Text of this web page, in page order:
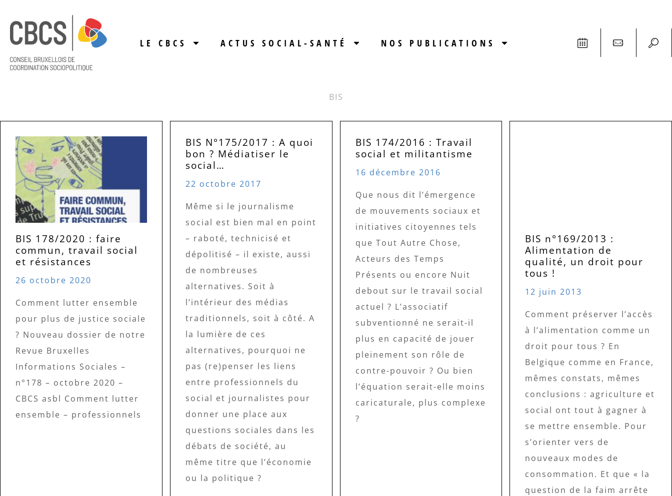
LE CBCS ACTUS SOCIAL-SANTÉ NOS PUBLICATIONS
BIS
BIS 178/2020 : faire
commun, travail social
et résistances
26 octobre 2020
Comment lutter ensemble
pour plus de justice sociale
? Nouveau dossier de notre
Revue Bruxelles
Informations Sociales –
n°178 – octobre 2020 –
CBCS asbl Comment lutter
ensemble – professionnels
BIS N°175/2017 : A quoi
bon ? Médiatiser le
social…
22 octobre 2017
Même si le journalisme
social est bien mal en point
– raboté, technicisé et
dépolitisé – il existe, aussi
de nombreuses
alternatives. Soit à
l’intérieur des médias
traditionnels, soit à côté. A
la lumière de ces
alternatives, pourquoi ne
pas (re)penser les liens
entre professionnels du
social et journalistes pour
donner une place aux
questions sociales dans les
débats de société, au
même titre que l’économie
ou la politique ?
BIS 174/2016 : Travail
social et militantisme
16 décembre 2016
Que nous dit l’émergence
de mouvements sociaux et
initiatives citoyennes tels
que Tout Autre Chose,
Acteurs des Temps
Présents ou encore Nuit
debout sur le travail social
actuel ? L’associatif
subventionné ne serait-il
plus en capacité de jouer
pleinement son rôle de
contre-pouvoir ? Ou bien
l’équation serait-elle moins
caricaturale, plus complexe
?
BIS n°169/2013 :
Alimentation de
qualité, un droit pour
tous !
12 juin 2013
Comment préserver l’accès
à l’alimentation comme un
droit pour tous ? En
Belgique comme en France,
mêmes constats, mêmes
conclusions : agriculture et
social ont tout à gagner à
se mettre ensemble. Pour
s’orienter vers de
nouveaux modes de
consommation. Et que « la
question de la faim arrête